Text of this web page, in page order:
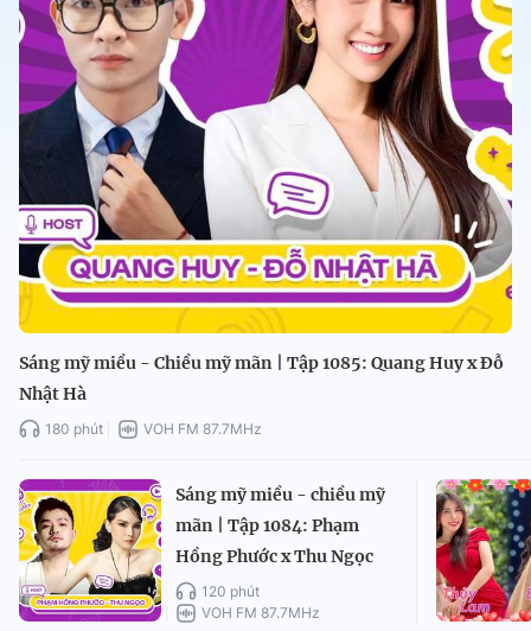
Sáng mỹ miều - Chiều mỹ mãn | Tập 1085: Quang Huy x Đỗ
Nhật Hà
180 phút VOH FM 87.7MHz
Sáng mỹ miều - chiều mỹ
mãn | Tập 1084: Phạm
Hồng Phước x Thu Ngọc
120 phút
VOH FM 87.7MHz